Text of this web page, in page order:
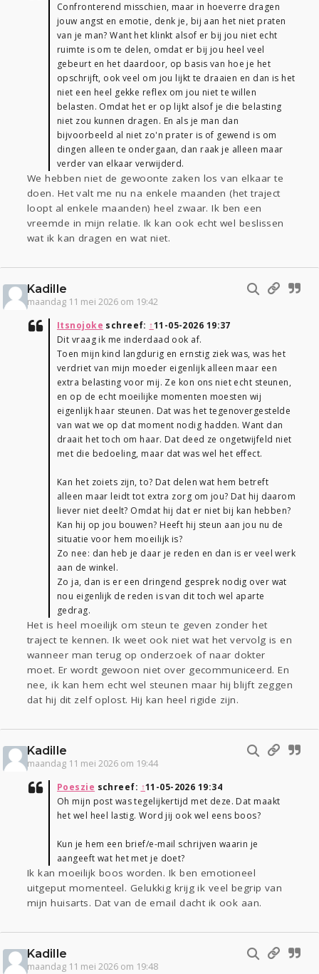
Confronterend misschien, maar in hoeverre dragen
jouw angst en emotie, denk je, bij aan het niet praten
van je man? Want het klinkt alsof er bij jou niet echt
ruimte is om te delen, omdat er bij jou heel veel
gebeurt en het daardoor, op basis van hoe je het
opschrijft, ook veel om jou lijkt te draaien en dan is het
niet een heel gekke reflex om jou niet te willen
belasten. Omdat het er op lijkt alsof je die belasting
niet zou kunnen dragen. En als je man dan
bijvoorbeeld al niet zo'n prater is of gewend is om
dingen alleen te ondergaan, dan raak je alleen maar
verder van elkaar verwijderd.
We hebben niet de gewoonte zaken los van elkaar te
doen. Het valt me nu na enkele maanden (het traject
loopt al enkele maanden) heel zwaar. Ik ben een
vreemde in mijn relatie. Ik kan ook echt wel beslissen
wat ik kan dragen en wat niet.
Kadille
maandag 11 mei 2026 om 19:42
Itsnojoke schreef: ↑11-05-2026 19:37
Dit vraag ik me inderdaad ook af.
Toen mijn kind langdurig en ernstig ziek was, was het
verdriet van mijn moeder eigenlijk alleen maar een
extra belasting voor mij. Ze kon ons niet echt steunen,
en op de echt moeilijke momenten moesten wij
eigenlijk haar steunen. Dat was het tegenovergestelde
van wat we op dat moment nodig hadden. Want dan
draait het toch om haar. Dat deed ze ongetwijfeld niet
met die bedoeling, maar dat was wel het effect.
Kan het zoiets zijn, to? Dat delen wat hem betreft
alleen maar leidt tot extra zorg om jou? Dat hij daarom
liever niet deelt? Omdat hij dat er niet bij kan hebben?
Kan hij op jou bouwen? Heeft hij steun aan jou nu de
situatie voor hem moeilijk is?
Zo nee: dan heb je daar je reden en dan is er veel werk
aan de winkel.
Zo ja, dan is er een dringend gesprek nodig over wat
nou eigenlijk de reden is van dit toch wel aparte
gedrag.
Het is heel moeilijk om steun te geven zonder het
traject te kennen. Ik weet ook niet wat het vervolg is en
wanneer man terug op onderzoek of naar dokter
moet. Er wordt gewoon niet over gecommuniceerd. En
nee, ik kan hem echt wel steunen maar hij blijft zeggen
dat hij dit zelf oplost. Hij kan heel rigide zijn.
Kadille
maandag 11 mei 2026 om 19:44
Poeszie schreef: ↑11-05-2026 19:34
Oh mijn post was tegelijkertijd met deze. Dat maakt
het wel heel lastig. Word jij ook wel eens boos?
Kun je hem een brief/e-mail schrijven waarin je
aangeeft wat het met je doet?
Ik kan moeilijk boos worden. Ik ben emotioneel
uitgeput momenteel. Gelukkig krijg ik veel begrip van
mijn huisarts. Dat van de email dacht ik ook aan.
Kadille
maandag 11 mei 2026 om 19:48